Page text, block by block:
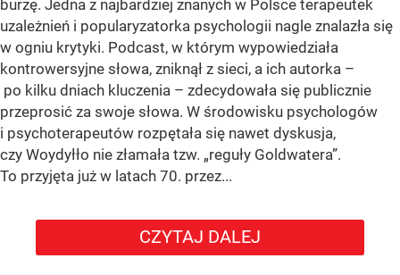
burzę. Jedna z najbardziej znanych w Polsce terapeutek
uzależnień i popularyzatorka psychologii nagle znalazła się
w ogniu krytyki. Podcast, w którym wypowiedziała
kontrowersyjne słowa, zniknął z sieci, a ich autorka –
po kilku dniach kluczenia – zdecydowała się publicznie
przeprosić za swoje słowa. W środowisku psychologów
i psychoterapeutów rozpętała się nawet dyskusja,
czy Woydyłło nie złamała tzw. „reguły Goldwatera”.
To przyjęta już w latach 70. przez...
CZYTAJ DALEJ